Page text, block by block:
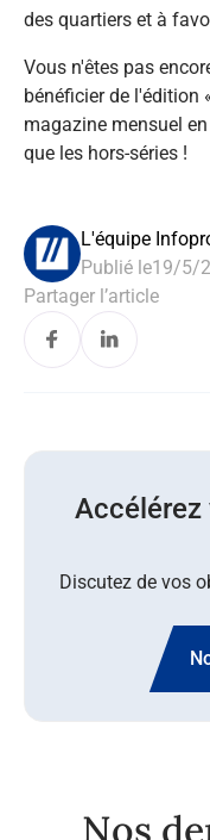
des quartiers et à
Vous n'êtes pas
bénéficier de l'édition
magazine mensuel
que les hors-séries !
L'équipe
Publié le19/5/
Partager l’article
Accélérez
Discutez de vos
Nos